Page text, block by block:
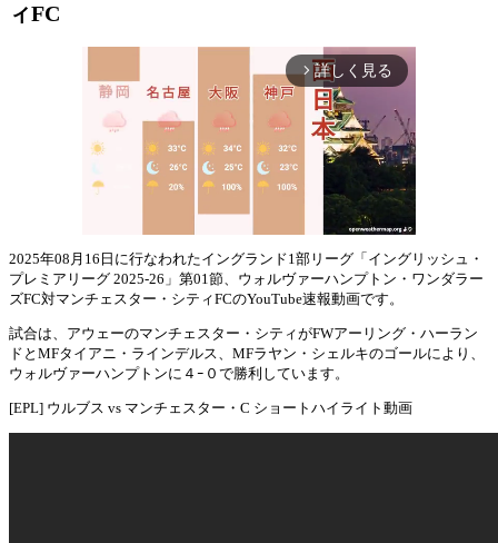
ィFC
arrow_forward_ios 詳しく見る
Mute
2025年08月16日に行なわれたイングランド1部リーグ「イングリッシュ・
プレミアリーグ 2025-26」第01節、ウォルヴァーハンプトン・ワンダラー
ズFC対マンチェスター・シティFCのYouTube速報動画です。
試合は、アウェーのマンチェスター・シティがFWアーリング・ハーラン
ドとMFタイアニ・ラインデルス、MFラヤン・シェルキのゴールにより、
ウォルヴァーハンプトンに４ｰ０で勝利しています。
[EPL] ウルブス vs マンチェスター・C ショートハイライト動画